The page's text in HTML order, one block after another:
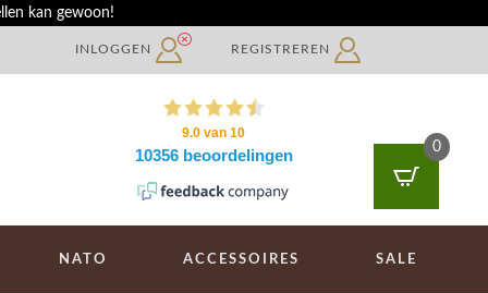
kan gewoon!
INLOGGEN REGISTREREN
0
NATO ACCESSOIRES SALE